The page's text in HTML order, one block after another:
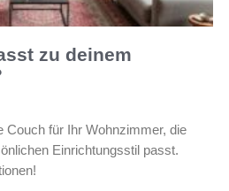
zu deinem
Couch für Ihr Wohnzimmer, die
Einrichtungsstil passt.